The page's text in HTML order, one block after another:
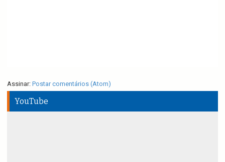
Assinar: Postar comentários (Atom)
YouTube